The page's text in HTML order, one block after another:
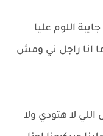
اللوم عليا
انا راجل ني ومش
لا هتودي ولا